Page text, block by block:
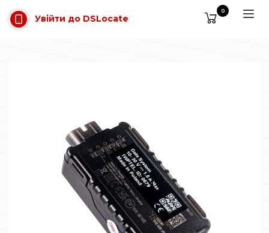
Перейти до основного вмісту
Увійти до DSLocate
0